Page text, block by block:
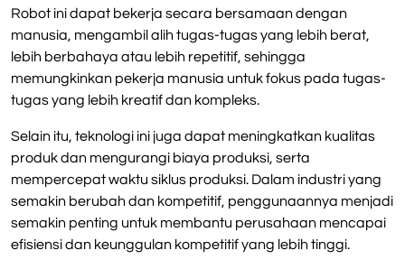
Robot ini dapat bekerja secara bersamaan dengan
manusia, mengambil alih tugas-tugas yang lebih berat,
lebih berbahaya atau lebih repetitif, sehingga
memungkinkan pekerja manusia untuk fokus pada tugas-
tugas yang lebih kreatif dan kompleks.
Selain itu, teknologi ini juga dapat meningkatkan kualitas
produk dan mengurangi biaya produksi, serta
mempercepat waktu siklus produksi. Dalam industri yang
semakin berubah dan kompetitif, penggunaannya menjadi
semakin penting untuk membantu perusahaan mencapai
efisiensi dan keunggulan kompetitif yang lebih tinggi.